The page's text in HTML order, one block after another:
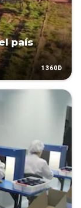
país
1360D